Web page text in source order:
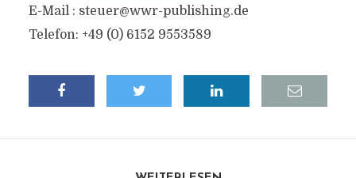
E-Mail : steuer@wwr-publishing.de
Telefon: +49 (0) 6152 9553589